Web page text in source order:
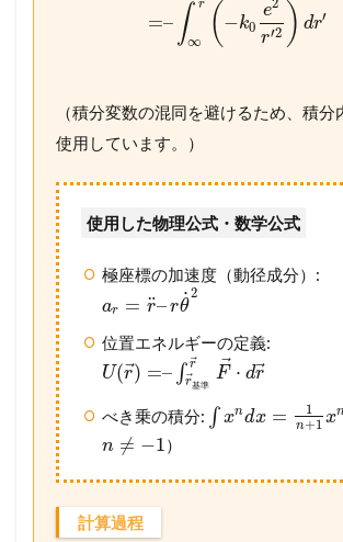
=– ∫ r
∞ ( −k0
e2
r′2 ) dr′
（積分変数の混同を避けるため、積分
使用しています。）
使用した物理公式・数学公式
極座標の加速度（動径成分）:
ar = r
¨–rθ
˙2
位置エネルギーの定義:
U(r⃗
) =– ∫ r⃗
r⃗基準
F ⃗⋅ dr
べき乗の積分: ∫ xndx = 1
n+1 x
n ≠ −1）
計算過程